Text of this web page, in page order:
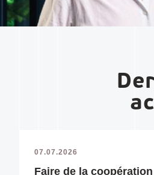
07.07.2026
Faire de la